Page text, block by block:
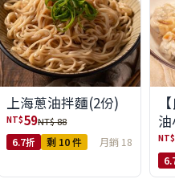
上海蔥油拌麵(2份)
NT$59NT$ 88
6.7折 剩 10 件 月銷 18 NT$